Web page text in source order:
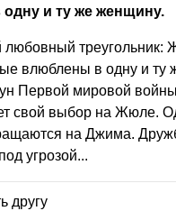
и ту же женщину.
любовный
влюблены в одну и ту
Первой мировой
свой выбор на Жюле.
на Джима.
угрозой...
другу